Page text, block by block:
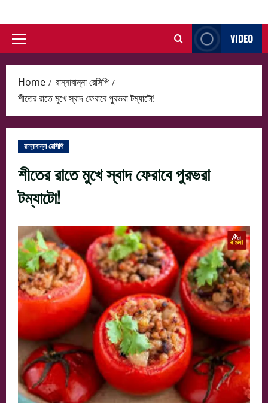
to
contentPrimary
VIDEO
Home
রান্নাবান্না রেসিপি
শীতের রাতে মুখে স্বাদ ফেরাবে পুরভরা টম্যাটো!
রান্নাবান্না রেসিপি
শীতের রাতে মুখে স্বাদ ফেরাবে পুরভরা
টম্যাটো!